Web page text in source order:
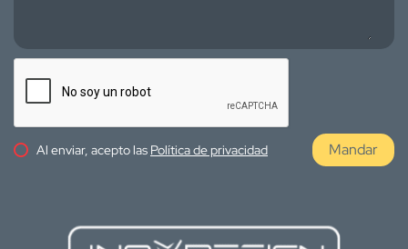
Al enviar, acepto las Política de privacidad Mandar